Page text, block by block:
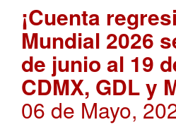
¡Cuenta
Mundial 2026
de junio al 19
CDMX, GDL y
06 de Mayo,